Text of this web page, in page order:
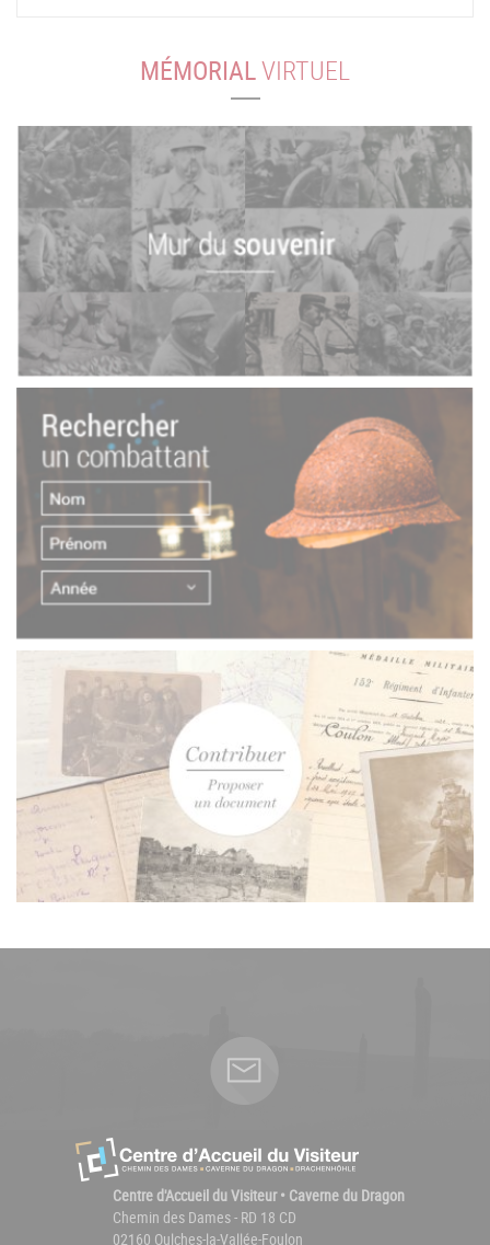
MÉMORIALVIRTUEL
Centre d'Accueil du Visiteur • Caverne du Dragon
Chemin des Dames - RD 18 CD
02160 Oulches-la-Vallée-Foulon